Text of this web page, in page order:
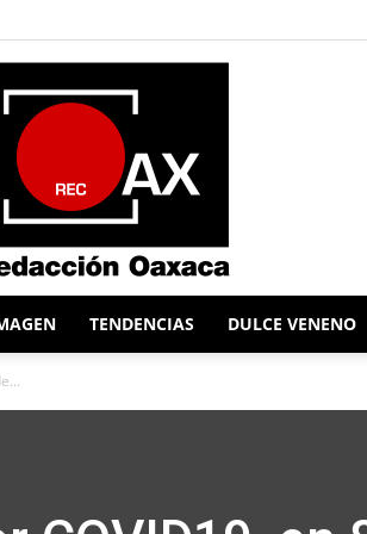
Oaxaca
TENDENCIAS DULCE VENENO